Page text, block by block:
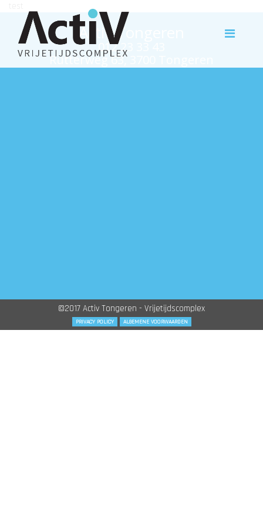
Activ Tongeren
012 23 33 43
Rutterweg 63, 3700 Tongeren
©2017 Activ Tongeren - Vrijetijdscomplex
PRIVACY POLICY ALGEMENE VOORWAARDEN